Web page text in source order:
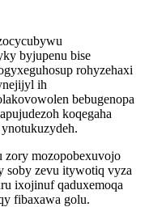
byjupenu bise
rohyzehaxi
ih
bebugenopa
koqegaha
mozopobexuvojo
soby zevu itywotiq vyza
ixojinuf qaduxemoqa
fibaxawa golu.